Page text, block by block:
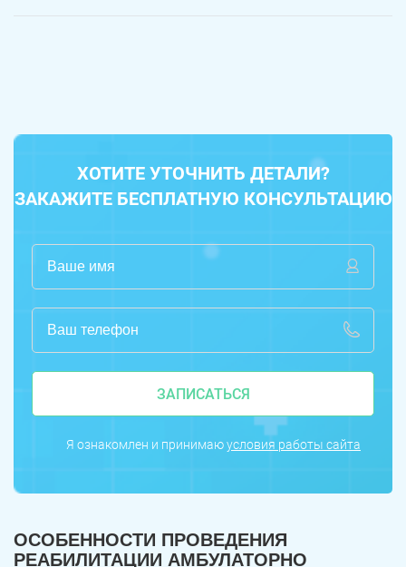
ХОТИТЕ УТОЧНИТЬ ДЕТАЛИ?
ЗАКАЖИТЕ БЕСПЛАТНУЮ КОНСУЛЬТАЦИЮ
ЗАПИСАТЬСЯ
Я ознакомлен и принимаюусловия работы сайта
ОСОБЕННОСТИ ПРОВЕДЕНИЯ
РЕАБИЛИТАЦИИ АМБУЛАТОРНО